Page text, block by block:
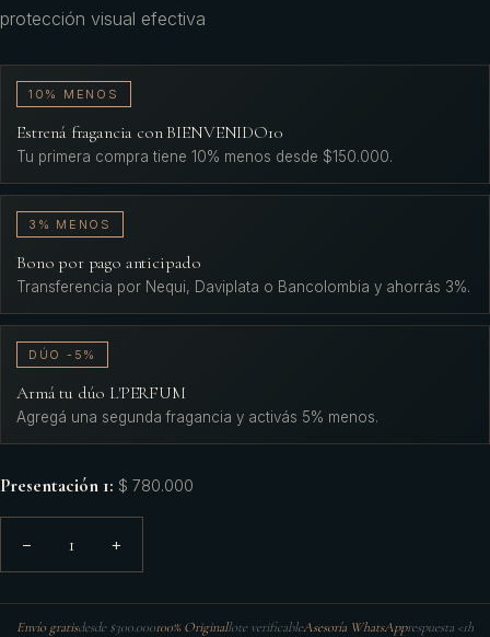
protección visual efectiva
10% MENOS
Estrená fragancia con BIENVENIDO10
Tu primera compra tiene 10% menos desde $150.000.
3% MENOS
Bono por pago anticipado
Transferencia por Nequi, Daviplata o Bancolombia y ahorrás 3%.
DÚO -5%
Armá tu dúo L'PERFUM
Agregá una segunda fragancia y activás 5% menos.
Presentación 1: $ 780.000
− 1 +
Envío gratisdesde $300.000100% Originallote verificableAsesoría WhatsApprespuesta <1h